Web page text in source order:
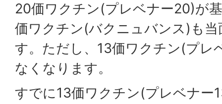
20価ワクチン(プレベナー20)が
価ワクチン(バクニュバンス)も
す。ただし、13価ワクチン(プレ
なくなります。
すでに13価ワクチン(プレベナー